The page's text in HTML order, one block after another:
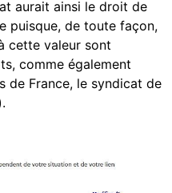
aurait ainsi le droit de
puisque, de toute façon,
cette valeur sont
comme également
de France, le syndicat de